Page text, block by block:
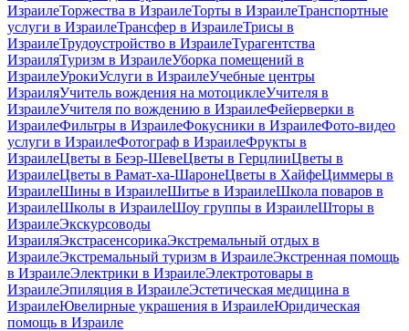
ИзраилеТоржества в ИзраилеТорты в ИзраилеТранспортные
услуги в ИзраилеТрансфер в ИзраилеТрисы в
ИзраилеТрудоустройство в ИзраилеТурагентства
ИзраиляТуризм в ИзраилеУборка помещений в
ИзраилеУрокиУслуги в ИзраилеУчебные центры
ИзраиляУчитель вождения на мотоциклеУчителя в
ИзраилеУчителя по вождению в ИзраилеФейерверки в
ИзраилеФильтры в ИзраилеФокусники в ИзраилеФото-видео
услуги в ИзраилеФотограф в ИзраилеФрукты в
ИзраилеЦветы в Беэр-ШевеЦветы в ГерцлииЦветы в
ИзраилеЦветы в Рамат-ха-ШаронеЦветы в ХайфеЦиммеры в
ИзраилеШины в ИзраилеШитье в ИзраилеШкола поваров в
ИзраилеШколы в ИзраилеШоу группы в ИзраилеШторы в
ИзраилеЭкскурсоводы
ИзраиляЭкстрасенсорикаЭкстремальный отдых в
ИзраилеЭкстремальный туризм в ИзраилеЭкстренная помощь
в ИзраилеЭлектрики в ИзраилеЭлектротовары в
ИзраилеЭпиляция в ИзраилеЭстетическая медицина в
ИзраилеЮвелирные украшения в ИзраилеЮридическая
помощь в Израиле